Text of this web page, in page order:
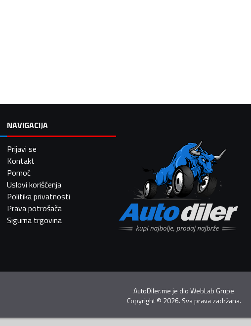
NAVIGACIJA
Prijavi se
Kontakt
Pomoć
Uslovi korišćenja
Politika privatnosti
Prava potrošača
Sigurna trgovina
AutoDiler.me je dioWebLab Grupe
Copyright© 2026. Sva prava zadržana.